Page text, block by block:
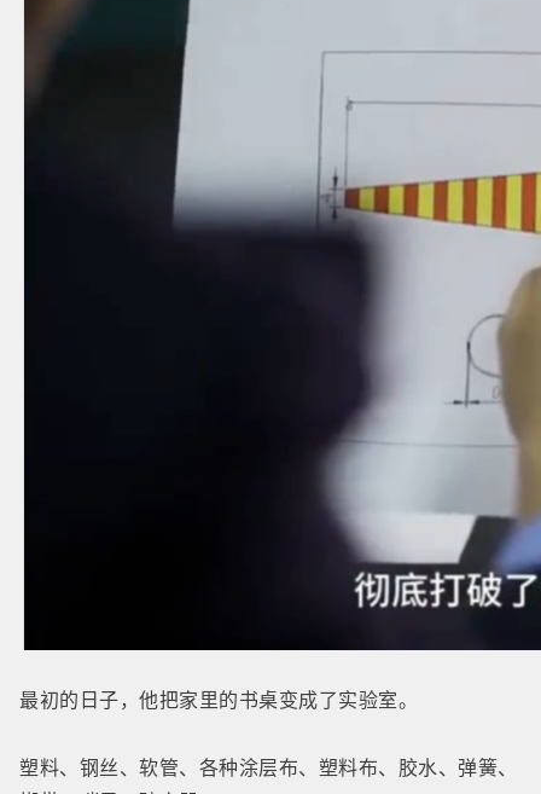
最初的日子，他把家里的书桌变成了实验室。
塑料、钢丝、软管、各种涂层布、塑料布、胶水、弹簧、